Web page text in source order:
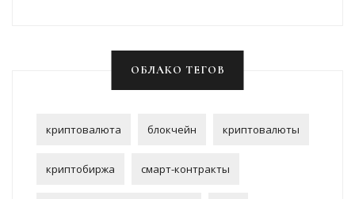
ОБЛАКО ТЕГОВ
криптовалюта блокчейн криптовалюты
криптобиржа смарт-контракты